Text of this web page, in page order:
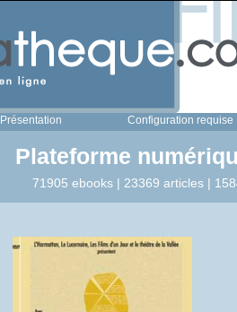
Présentation Configuration requise
Plateforme
71905 ebooks | 23369 articles |